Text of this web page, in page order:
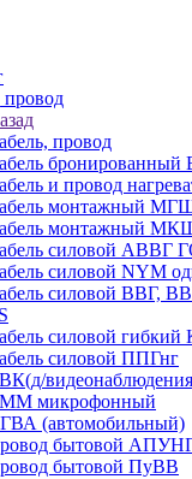
провод
провод
и провод
монтажный
монтажный
силовой АВВГ
силовой NYM
силовой ВВГ,
силовой
силовой ППГнг
микрофонный
(автомобильный)
бытовой
бытовой ПуВВ